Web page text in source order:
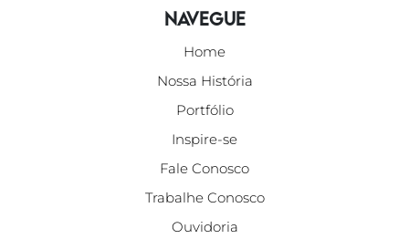
Navegue
Home
Nossa História
Portfólio
Inspire-se
Fale Conosco
Trabalhe Conosco
Ouvidoria